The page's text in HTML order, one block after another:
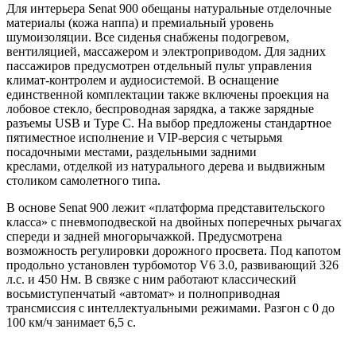
Для интерьера Senat 900 обещаны натуральные отделочные
материалы (кожа наппа) и премиальный уровень
шумоизоляции. Все сиденья снабжены подогревом,
вентиляцией, массажером и электроприводом. Для задних
пассажиров предусмотрен отдельный пульт управления
климат-контролем и аудиосистемой. В оснащение
единственной комплектации также включены проекция на
лобовое стекло, беспроводная зарядка, а также зарядные
разъемы USB и Type C. На выбор предложены стандартное
пятиместное исполнение и VIP-версия с четырьмя
посадочными местами, раздельными задними
креслами, отделкой из натурального дерева и выдвижным
столиком самолетного типа.
В основе Senat 900 лежит «платформа представительского
класса» с пневмоподвеской на двойных поперечных рычагах
спереди и задней многорычажкой. Предусмотрена
возможность регулировки дорожного просвета. Под капотом
продольно установлен турбомотор V6 3.0, развивающий 326
л.с. и 450 Нм. В связке с ним работают классический
восьмиступенчатый «автомат» и полноприводная
трансмиссия с интеллектуальными режимами. Разгон с 0 до
100 км/ч занимает 6,5 с.